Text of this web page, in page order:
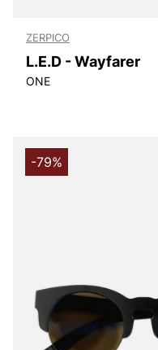
ZERPICO
L.E.D - Wayfarer
ONE
-79%